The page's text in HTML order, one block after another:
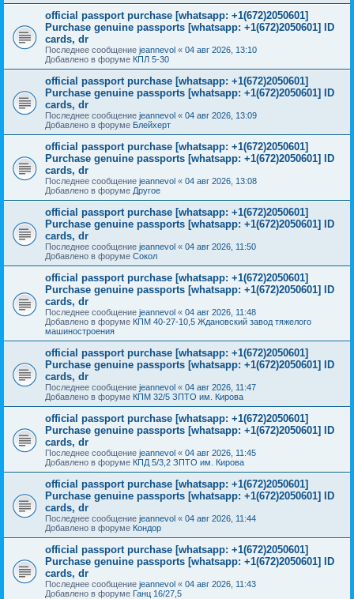
official passport purchase [whatsapp: +1(672)2050601]
Purchase genuine passports [whatsapp: +1(672)2050601] ID
cards, dr
Последнее сообщение jeannevol « 04 авг 2026, 13:10
Добавлено в форуме КПЛ 5-30
official passport purchase [whatsapp: +1(672)2050601]
Purchase genuine passports [whatsapp: +1(672)2050601] ID
cards, dr
Последнее сообщение jeannevol « 04 авг 2026, 13:09
Добавлено в форуме Блейхерт
official passport purchase [whatsapp: +1(672)2050601]
Purchase genuine passports [whatsapp: +1(672)2050601] ID
cards, dr
Последнее сообщение jeannevol « 04 авг 2026, 13:08
Добавлено в форуме Другое
official passport purchase [whatsapp: +1(672)2050601]
Purchase genuine passports [whatsapp: +1(672)2050601] ID
cards, dr
Последнее сообщение jeannevol « 04 авг 2026, 11:50
Добавлено в форуме Сокол
official passport purchase [whatsapp: +1(672)2050601]
Purchase genuine passports [whatsapp: +1(672)2050601] ID
cards, dr
Последнее сообщение jeannevol « 04 авг 2026, 11:48
Добавлено в форуме КПМ 40-27-10,5 Ждановский завод тяжелого
машиностроения
official passport purchase [whatsapp: +1(672)2050601]
Purchase genuine passports [whatsapp: +1(672)2050601] ID
cards, dr
Последнее сообщение jeannevol « 04 авг 2026, 11:47
Добавлено в форуме КПМ 32/5 ЗПТО им. Кирова
official passport purchase [whatsapp: +1(672)2050601]
Purchase genuine passports [whatsapp: +1(672)2050601] ID
cards, dr
Последнее сообщение jeannevol « 04 авг 2026, 11:45
Добавлено в форуме КПД 5/3,2 ЗПТО им. Кирова
official passport purchase [whatsapp: +1(672)2050601]
Purchase genuine passports [whatsapp: +1(672)2050601] ID
cards, dr
Последнее сообщение jeannevol « 04 авг 2026, 11:44
Добавлено в форуме Кондор
official passport purchase [whatsapp: +1(672)2050601]
Purchase genuine passports [whatsapp: +1(672)2050601] ID
cards, dr
Последнее сообщение jeannevol « 04 авг 2026, 11:43
Добавлено в форуме Ганц 16/27,5